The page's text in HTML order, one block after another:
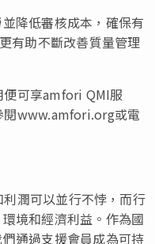
降低審核成本，確保有
有助不斷改善質量管理
可享amfori QMI服
閱www.amfori.org或電
潤可以並行不悖，而行
境和經濟利益。作為國
通過支援會員成為可持